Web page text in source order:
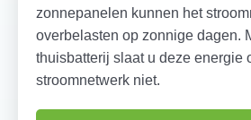
zonnepanelen kunnen het
overbelasten op zonnige dagen.
thuisbatterij slaat u deze energie
stroomnetwerk niet.